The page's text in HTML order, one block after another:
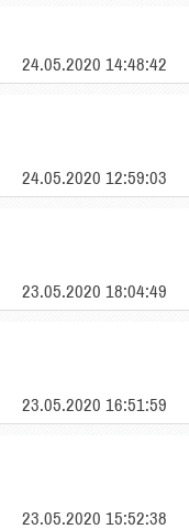
24.05.2020 14:48:42
24.05.2020 12:59:03
23.05.2020 18:04:49
23.05.2020 16:51:59
23.05.2020 15:52:38